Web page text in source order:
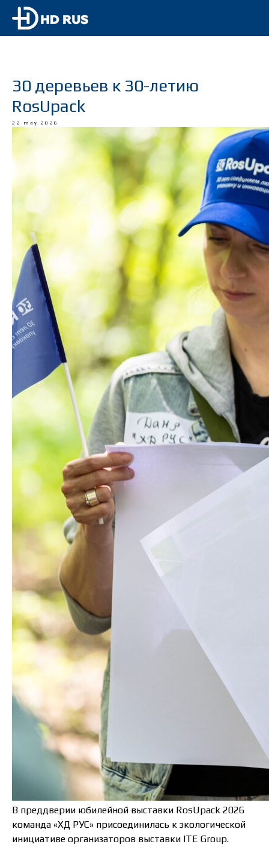
30 деревьев к 30-летию
RosUpack
22 may 2026
В преддверии юбилейной выставки RosUpack 2026
команда «ХД РУС» присоединилась к экологической
инициативе организаторов выставки ITE Group.